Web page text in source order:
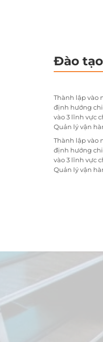
Đào
Thành lập vào
định hướng
vào 3 lĩnh vực
Quản lý vận
Thành lập vào
định hướng
vào 3 lĩnh vực
Quản lý vận